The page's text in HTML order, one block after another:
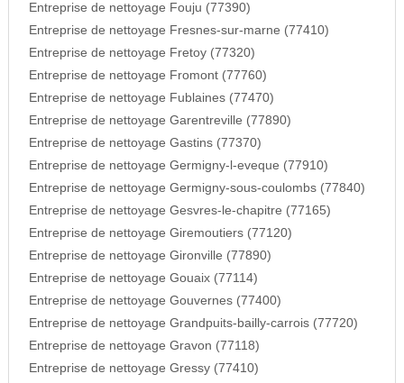
Entreprise de nettoyage Fouju (77390)
Entreprise de nettoyage Fresnes-sur-marne (77410)
Entreprise de nettoyage Fretoy (77320)
Entreprise de nettoyage Fromont (77760)
Entreprise de nettoyage Fublaines (77470)
Entreprise de nettoyage Garentreville (77890)
Entreprise de nettoyage Gastins (77370)
Entreprise de nettoyage Germigny-l-eveque (77910)
Entreprise de nettoyage Germigny-sous-coulombs (77840)
Entreprise de nettoyage Gesvres-le-chapitre (77165)
Entreprise de nettoyage Giremoutiers (77120)
Entreprise de nettoyage Gironville (77890)
Entreprise de nettoyage Gouaix (77114)
Entreprise de nettoyage Gouvernes (77400)
Entreprise de nettoyage Grandpuits-bailly-carrois (77720)
Entreprise de nettoyage Gravon (77118)
Entreprise de nettoyage Gressy (77410)